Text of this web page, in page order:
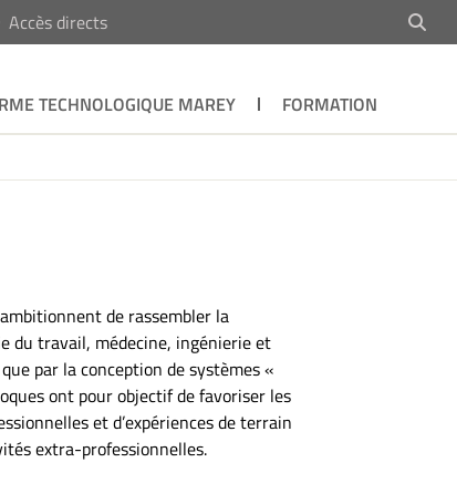
Accès directs
TECHNOLOGIQUE MAREY
FORMATION
ambitionnent de rassembler la
du travail, médecine, ingénierie et
par la conception de systèmes «
ont pour objectif de favoriser les
et d’expériences de terrain
extra-professionnelles.